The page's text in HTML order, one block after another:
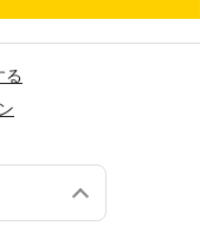
る